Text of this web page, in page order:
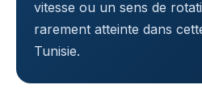
vitesse ou un sens de
rarement atteinte dans
Tunisie.